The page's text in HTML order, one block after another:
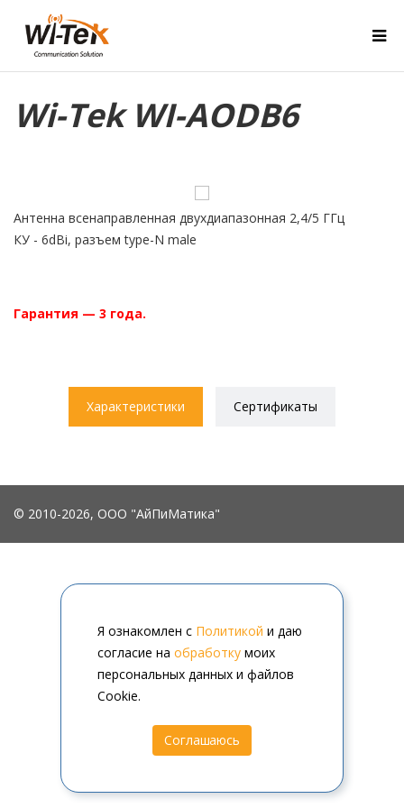
Wi-Tek WI-AODB6
Антенна всенаправленная двухдиапазонная 2,4/5 ГГц
КУ - 6dBi, разъем type-N male
Гарантия — 3 года.
Характеристики Сертификаты
© 2010-2026, ООО "АйПиМатика"
Я ознакомлен с Политикой и даю
согласие наобработку моих
персональных данных и файлов
Cookie.
Соглашаюсь